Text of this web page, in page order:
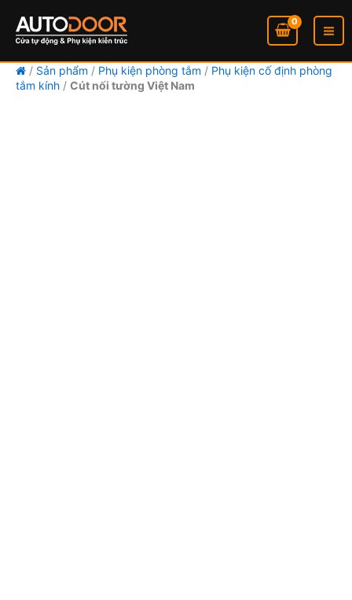
dung
/ Sản phẩm / Phụ kiện phòng tắm / Phụ kiện cố định phòng
tắm kính / Cút nối tường Việt Nam
nối
tường
Nam
số
lượng